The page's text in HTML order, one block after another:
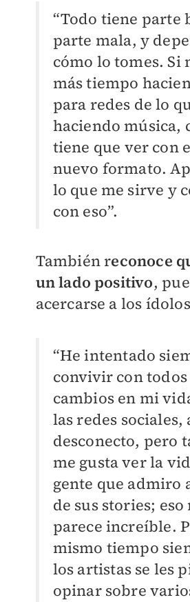
“Todo tiene parte
parte mala, y
cómo lo tomes. Si
más tiempo
para redes de lo
haciendo música,
tiene que ver con
nuevo formato.
lo que me sirve y
con eso”.
También reconoce
un lado positivo,
acercarse a los
“He intentado
convivir con
cambios en mi
las redes sociales,
desconecto, pero
me gusta ver la
gente que admiro
de sus stories; eso
parece increíble.
mismo tiempo
los artistas se les
opinar sobre